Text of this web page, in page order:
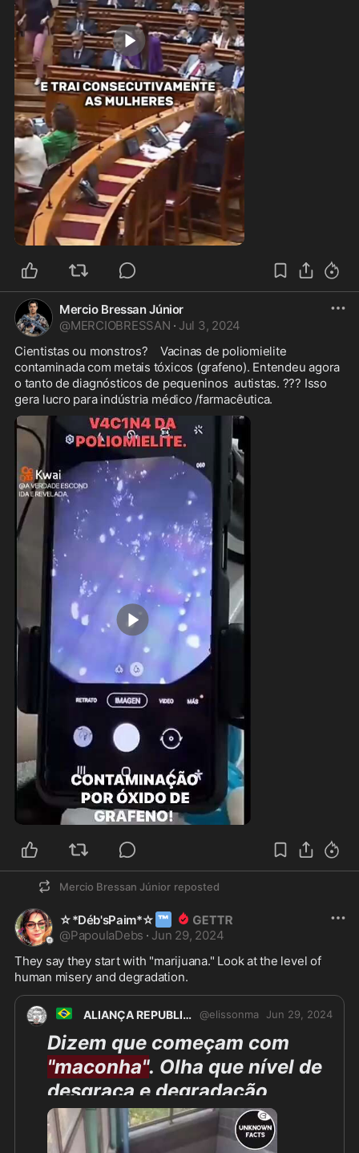
0:25
Mercio Bressan Júnior
@MERCIOBRESSAN · Jul 3, 2024
Cientistas ou monstros?    Vacinas de poliomielite
contaminada com metais tóxicos (grafeno). Entendeu agora
o tanto de diagnósticos de pequeninos  autistas. ??? Isso
gera lucro para indústria médico /farmacêutica.
2:20
Mercio Bressan Júnior reposted
☆*Déb'sPaim*☆ ™
@PapoulaDebs · Jun 29, 2024
They say they start with "marijuana." Look at the level of
human misery and degradation.
🇧🇷 ALIANÇA REPUBLICANA @elissonma Jun 29, 2024
"maconha". Olha que nível de
desgraça e degradação
humana.